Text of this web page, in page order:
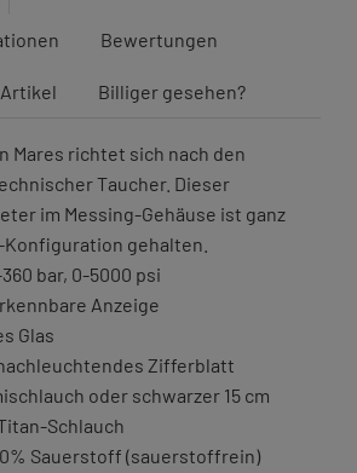
Bewertungen
Billiger gesehen?
Mares richtet sich nach den
Taucher. Dieser
im Messing-Gehäuse ist ganz
Konfiguration gehalten.
bar, 0-5000 psi
Anzeige
Glas
Zifferblatt
oder schwarzer 15 cm
Schlauch
Sauerstoff (sauerstoffrein)